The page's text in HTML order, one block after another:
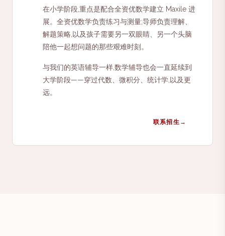
在小学阶段,重点是配合全资优数学建立 Maxile 进
展。全资优数学负责练习与测量;导师负责理解、
解题策略,以及孩子需要另一双眼睛、另一个头脑
陪他一起想问题的那些艰难时刻。
与我们的英语辅导一样,数学辅导也会一直延续到
大学阶段——穿过代数、微积分、统计学,以及更
远。
联系招生 →